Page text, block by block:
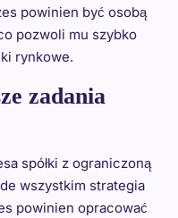
powinien być osobą
pozwoli mu szybko
rynkowe.
zadania
spółki z ograniczoną
wszystkim strategia
powinien opracować